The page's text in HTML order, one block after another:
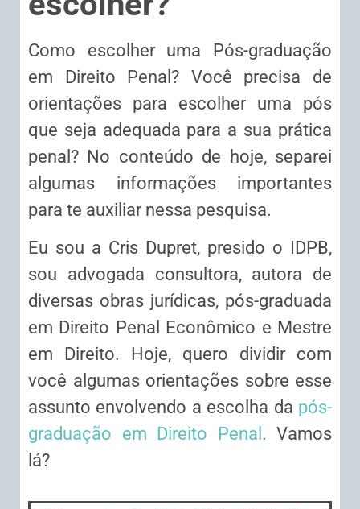
Como escolher uma Pós-graduação
em Direito Penal? Você precisa de
orientações para escolher uma pós
que seja adequada para a sua prática
penal? No conteúdo de hoje, separei
algumas informações importantes
para te auxiliar nessa pesquisa.
Eu sou a Cris Dupret, presido o IDPB,
sou advogada consultora, autora de
diversas obras jurídicas, pós-graduada
em Direito Penal Econômico e Mestre
em Direito. Hoje, quero dividir com
você algumas orientações sobre esse
assunto envolvendo a escolha da pós-
graduação em Direito Penal . Vamos
lá?